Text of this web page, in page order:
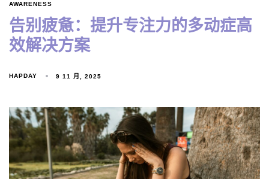
AWARENESS
告别疲惫：提升专注力的多动症高
效解决方案
HAPDAY 9 11 月, 2025